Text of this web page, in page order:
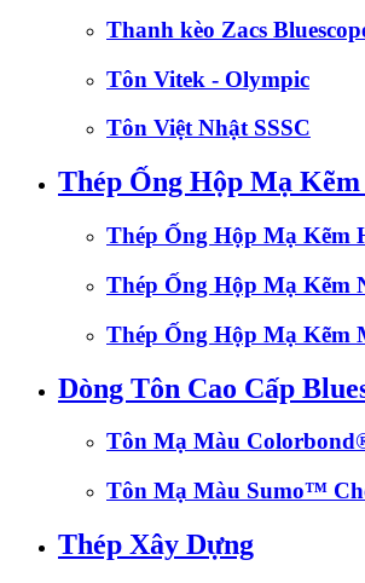
Thanh kèo Zacs
Tôn Vitek - Olympic
Tôn Việt Nhật SSSC
Thép Ống Hộp Mạ
Thép Ống Hộp Mạ Kẽm
Thép Ống Hộp Mạ Kẽm
Thép Ống Hộp Mạ Kẽm
Dòng Tôn Cao Cấp
Tôn Mạ Màu
Tôn Mạ Màu Sumo™
Thép Xây Dựng